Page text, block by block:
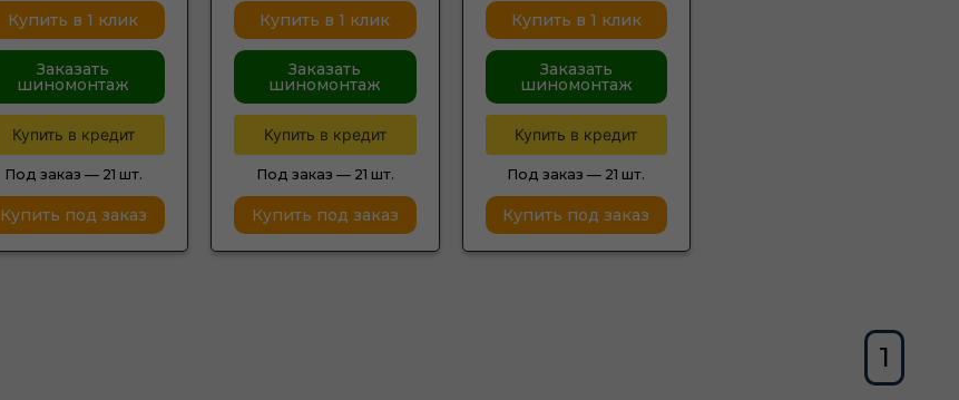
Купить в 1 клик
Заказать
шиномонтаж
Купить в кредит
Под заказ — 21 шт.
Купить под заказ
Купить в 1 клик
Заказать
шиномонтаж
Купить в кредит
Под заказ — 21 шт.
Купить под заказ
Купить в 1 клик
Заказать
шиномонтаж
Купить в кредит
Под заказ — 21 шт.
Купить под заказ
1